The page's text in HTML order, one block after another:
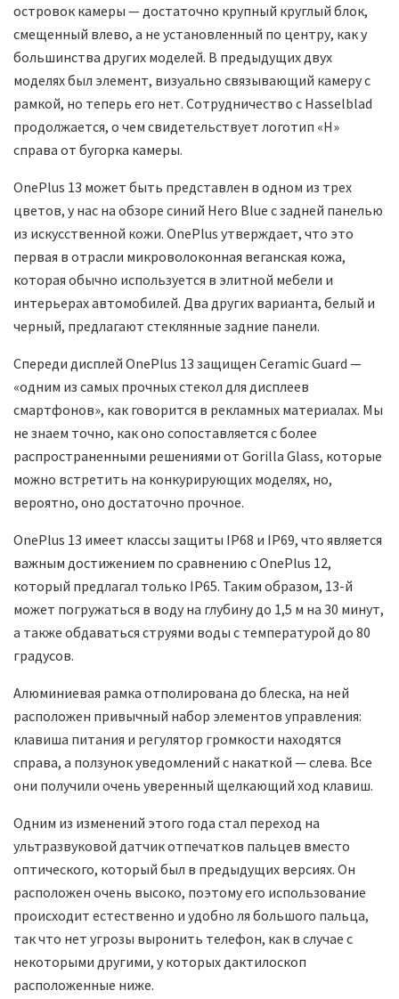
островок камеры — достаточно крупный круглый блок,
смещенный влево, а не установленный по центру, как у
большинства других моделей. В предыдущих двух
моделях был элемент, визуально связывающий камеру с
рамкой, но теперь его нет. Сотрудничество с Hasselblad
продолжается, о чем свидетельствует логотип «H»
справа от бугорка камеры.
OnePlus 13 может быть представлен в одном из трех
цветов, у нас на обзоре синий Hero Blue с задней панелью
из искусственной кожи. OnePlus утверждает, что это
первая в отрасли микроволоконная веганская кожа,
которая обычно используется в элитной мебели и
интерьерах автомобилей. Два других варианта, белый и
черный, предлагают стеклянные задние панели.
Спереди дисплей OnePlus 13 защищен Ceramic Guard —
«одним из самых прочных стекол для дисплеев
смартфонов», как говорится в рекламных материалах. Мы
не знаем точно, как оно сопоставляется с более
распространенными решениями от Gorilla Glass, которые
можно встретить на конкурирующих моделях, но,
вероятно, оно достаточно прочное.
OnePlus 13 имеет классы защиты IP68 и IP69, что является
важным достижением по сравнению с OnePlus 12,
который предлагал только IP65. Таким образом, 13-й
может погружаться в воду на глубину до 1,5 м на 30 минут,
а также обдаваться струями воды с температурой до 80
градусов.
Алюминиевая рамка отполирована до блеска, на ней
расположен привычный набор элементов управления:
клавиша питания и регулятор громкости находятся
справа, а ползунок уведомлений с накаткой — слева. Все
они получили очень уверенный щелкающий ход клавиш.
Одним из изменений этого года стал переход на
ультразвуковой датчик отпечатков пальцев вместо
оптического, который был в предыдущих версиях. Он
расположен очень высоко, поэтому его использование
происходит естественно и удобно ля большого пальца,
так что нет угрозы выронить телефон, как в случае с
некоторыми другими, у которых дактилоскоп
расположенные ниже.